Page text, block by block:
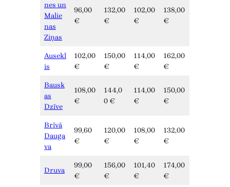
nes un
Malie
nas
Ziņas
96,00
€
132,00
€
102,00
€
138,00
€
Ausekl
is
102,00
€
150,00
€
114,00
€
162,00
€
Bausk
as
Dzīve
108,00
€
144,0
0 €
114,00
€
150,00
€
Brīvā
Dauga
va
99,60
€
120,00
€
108,00
€
132,00
€
Druva
99,00
€
156,00
€
101,40
€
174,00
€